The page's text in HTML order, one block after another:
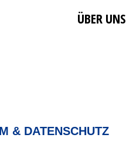
ÜBER UNS
& DATENSCHUTZ